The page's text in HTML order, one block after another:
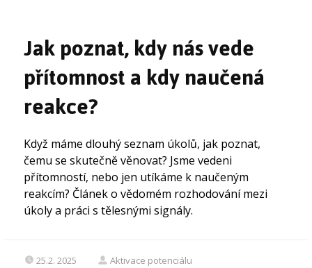
Jak poznat, kdy nás vede
přítomnost a kdy naučená
reakce?
Když máme dlouhý seznam úkolů, jak poznat,
čemu se skutečně věnovat? Jsme vedeni
přítomností, nebo jen utíkáme k naučeným
reakcím? Článek o vědomém rozhodování mezi
úkoly a práci s tělesnými signály.
25.2. 2025 Aktivace potenciálu